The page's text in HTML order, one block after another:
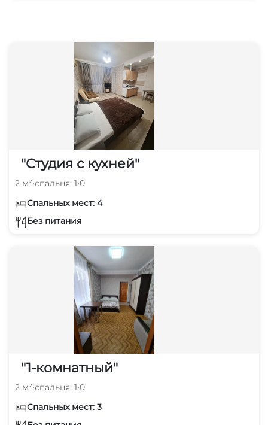
"Студия с кухней"
2 м²•спальня: 1•0
Спальных мест: 4
Без питания
"1-комнатный"
2 м²•спальня: 1•0
Спальных мест: 3